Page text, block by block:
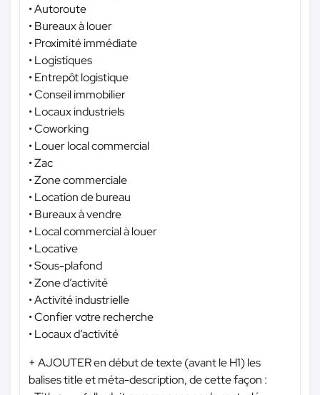
• Autoroute
• Bureaux à louer
• Proximité immédiate
• Logistiques
• Entrepôt logistique
• Conseil immobilier
• Locaux industriels
• Coworking
• Louer local commercial
• Zac
• Zone commerciale
• Location de bureau
• Bureaux à vendre
• Local commercial à louer
• Locative
• Sous-plafond
• Zone d’activité
• Activité industrielle
• Confier votre recherche
• Locaux d’activité
+ AJOUTER en début de texte (avant le H1) les
balises title et méta-description, de cette façon :